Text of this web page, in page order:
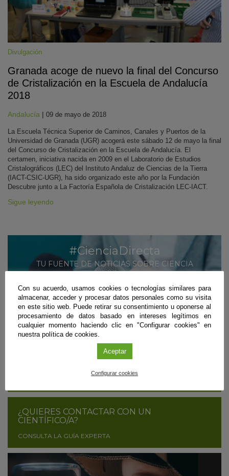
Divulgación
Granada acoge de nuevo la final del Concurso
de Cristalización en la Escuela de Andalucía
2018
Andalucía | 09 de mayo de 2018
La Escuela Técnica Superior de Caminos, Canales y Puertos de la
Universidad de Granada (UGR) acogerá este sábado 12 de mayo la final
del Concurso de Cristalización en la Escuela de Andalucía. El
certamen, iniciativa nacida en 2009 en el Laboratorio de Estudios
Cristalográficos (LEC) del Instituto Andaluz de Ciencias de la Tierra
(IACT-CSIC-UGR), ha sido organizado este año por la Fundación
Descubre junto a La Factoría Española de Cristalización LEC-IACT.
Sigue leyendo
#CienciaDirecta
TU FUENTE DE NOTICIAS SOBRE CIENCIA
ANDALUZA
MÁS INFORMACIÓN
SUSCRÍBETE
¿ERES CIENTÍFICO/A Y QUIERES DIFUNDIR
¿QUIERES CONTACTAR CON UN
CIENTÍFICO/A?
CONSULTA LA GUÍA EXPERTA
Con su acuerdo, usamos cookies o tecnologías similares para
almacenar, acceder y procesar datos personales como su visita
en este sitio web. Puede retirar su consentimiento u oponerse al
procesamiento de datos basado en intereses legítimos en
cualquier momento haciendo clic en "Configurar cookies" en
nuestra política de cookies.
Aceptar
Configurar cookies